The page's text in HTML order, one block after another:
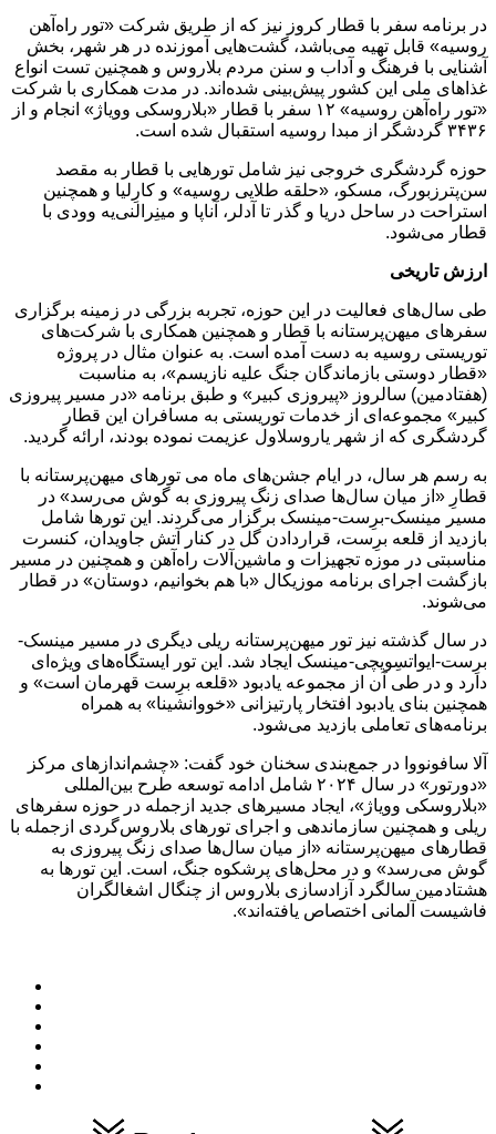
در برنامه سفر با قطار کروز نیز که از طریق شرکت «تور راه‌آهن
روسیه» قابل تهیه می‌باشد، گشت‌هایی آموزنده در هر شهر، بخش
آشنایی با فرهنگ و آداب و سنن مردم بلاروس و همچنین تست انواع
غذاهای ملی این کشور پیش‌بینی شده‌اند. در مدت همکاری با شرکت
«تور راه‌آهن روسیه» ۱۲ سفر با قطار «بلاروسکی وویاژ» انجام و از
۳۴۳۶ گردشگر از مبدا روسیه استقبال شده است.
حوزه گردشگری خروجی نیز شامل تورهایی با قطار به مقصد
سن‌پترزبورگ، مسکو، «حلقه طلایی روسیه» و کارِلیا و همچنین
استراحت در ساحل دریا و گذر تا آدلر، آناپا و مینِرالنی‌یه وودی با
قطار می‌شود.
ارزش تاریخی
طی سال‌های فعالیت در این حوزه، تجربه بزرگی در زمینه برگزاری
سفرهای میهن‌پرستانه با قطار و همچنین همکاری با شرکت‌های
توریستی روسیه به دست آمده است. به عنوان مثال در پروژه
«قطار دوستی بازماندگان جنگ علیه نازیسم»، به مناسبت
(هفتادمین) سالروز «پیروزی کبیر» و طبق برنامه «در مسیر پیروزی
کبیر» مجموعه‌ای از خدمات توریستی به مسافران این قطار
گردشگری که از شهر یاروسلاول عزیمت نموده بودند، ارائه گردید.
به رسم هر سال، در ایام جشن‌های ماه می تورهای میهن‌پرستانه با
قطارِ «از میان سال‌ها صدای زنگ پیروزی به گوش می‌رسد» در
مسیر مینسک-برِست-مینسک برگزار می‌گردند. این تورها شامل
بازدید از قلعه برِست، قراردادن گل در کنار آتش جاویدان، کنسرت
مناسبتی در موزه تجهیزات و ماشین‌آلات راه‌آهن و همچنین در مسیر
بازگشت اجرای برنامه موزیکال «با هم بخوانیم، دوستان» در قطار
می‌شوند.
در سال گذشته نیز تور میهن‌پرستانه ریلی دیگری در مسیر مینسک-
برِست-ایواتسِویچی-مینسک ایجاد شد. این تور ایستگاه‌های ویژه‌ای
دارد و در طی آن از مجموعه یادبود «قلعه برِست قهرمان است» و
همچنین بنای یادبود افتخار پارتیزانی «خووانشینا» به همراه
برنامه‌های تعاملی بازدید می‌شود.
آلا سافونووا در جمع‌بندی سخنان خود گفت: «چشم‌اندازهای مرکز
«دورتور» در سال ۲۰۲۴ شامل ادامه توسعه طرح بین‌المللی
«بلاروسکی وویاژ»، ایجاد مسیرهای جدید ازجمله در حوزه سفرهای
ریلی و همچنین سازماندهی و اجرای تورهای بلاروس‌گردی از‌جمله با
قطارهای میهن‌پرستانه «از میان سال‌ها صدای زنگ پیروزی به
گوش می‌رسد» و در محل‌های پرشکوه جنگ، است. این تورها به
هشتادمین سالگرد آزادسازی بلاروس از چنگال اشغالگران
فاشیست آلمانی اختصاص یافته‌اند».